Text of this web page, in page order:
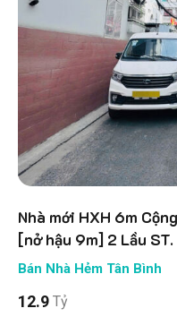
Nhà mới HXH 6m
[nở hậu 9m] 2 Lầu
Bán Nhà Hẻm Tân Bình
12.9 Tỷ